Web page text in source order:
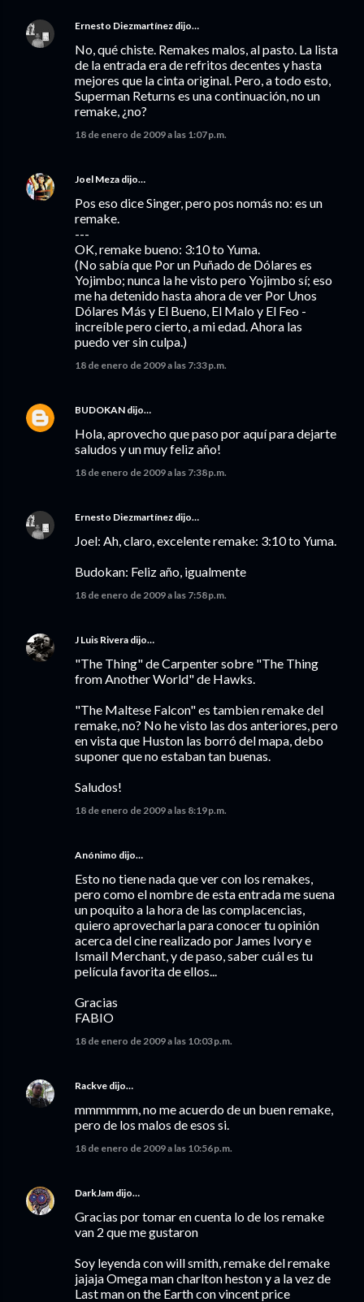
Ernesto Diezmartínez dijo…
No, qué chiste. Remakes malos, al pasto. La lista
de la entrada era de refritos decentes y hasta
mejores que la cinta original. Pero, a todo esto,
Superman Returns es una continuación, no un
remake, ¿no?
18 de enero de 2009 a las 1:07 p.m.
Joel Meza dijo…
Pos eso dice Singer, pero pos nomás no: es un
remake.
---
OK, remake bueno: 3:10 to Yuma.
(No sabía que Por un Puñado de Dólares es
Yojimbo; nunca la he visto pero Yojimbo sí; eso
me ha detenido hasta ahora de ver Por Unos
Dólares Más y El Bueno, El Malo y El Feo -
increíble pero cierto, a mi edad. Ahora las
puedo ver sin culpa.)
18 de enero de 2009 a las 7:33 p.m.
BUDOKAN dijo…
Hola, aprovecho que paso por aquí para dejarte
saludos y un muy feliz año!
18 de enero de 2009 a las 7:38 p.m.
Ernesto Diezmartínez dijo…
Joel: Ah, claro, excelente remake: 3:10 to Yuma.
Budokan: Feliz año, igualmente
18 de enero de 2009 a las 7:58 p.m.
J Luis Rivera dijo…
"The Thing" de Carpenter sobre "The Thing
from Another World" de Hawks.
"The Maltese Falcon" es tambien remake del
remake, no? No he visto las dos anteriores, pero
en vista que Huston las borró del mapa, debo
suponer que no estaban tan buenas.
Saludos!
18 de enero de 2009 a las 8:19 p.m.
Anónimo dijo…
Esto no tiene nada que ver con los remakes,
pero como el nombre de esta entrada me suena
un poquito a la hora de las complacencias,
quiero aprovecharla para conocer tu opinión
acerca del cine realizado por James Ivory e
Ismail Merchant, y de paso, saber cuál es tu
película favorita de ellos...
Gracias
FABIO
18 de enero de 2009 a las 10:03 p.m.
Rackve dijo…
mmmmmm, no me acuerdo de un buen remake,
pero de los malos de esos si.
18 de enero de 2009 a las 10:56 p.m.
DarkJam dijo…
Gracias por tomar en cuenta lo de los remake
van 2 que me gustaron
Soy leyenda con will smith, remake del remake
jajaja Omega man charlton heston y a la vez de
Last man on the Earth con vincent price